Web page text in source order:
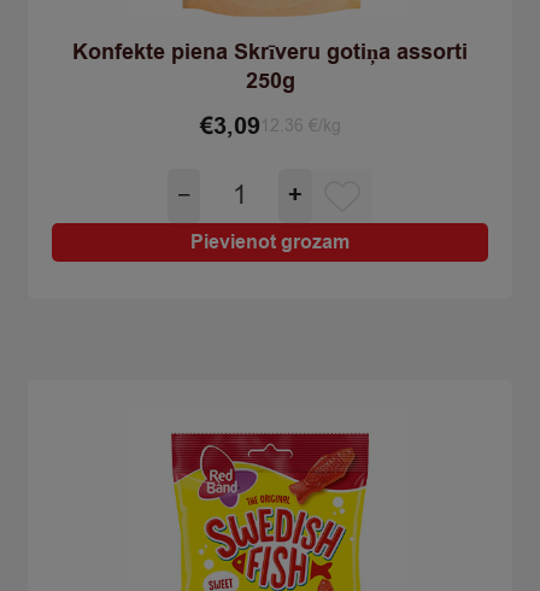
Konfekte piena Skrīveru gotiņa assorti
250g
€3,09 12.36 €/kg
−
Konfekte
piena
Skrīveru
gotiņa
+
Pievienot grozam